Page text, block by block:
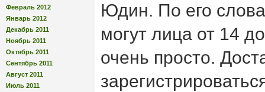
Февраль 2012
Январь 2012
Декабрь 2011
Ноябрь 2011
Октябрь 2011
Сентябрь 2011
Август 2011
Июль 2011
Юдин. По его
могут лица от 14
очень просто.